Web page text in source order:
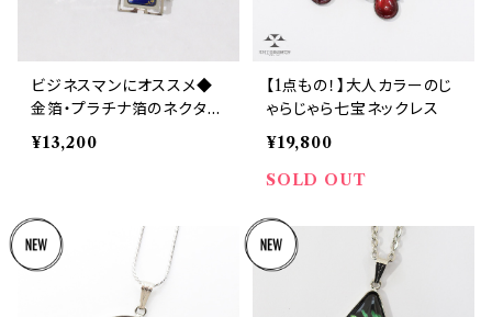
ビジネスマンにオススメ◆
金箔・プラチナ箔のネクタイ
ピン
¥13,200
【1点もの！】大人カラーのじ
ゃらじゃら七宝ネックレス
¥19,800
SOLD OUT